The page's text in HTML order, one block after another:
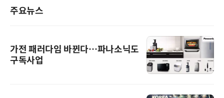
주요뉴스
가전 패러다임 바뀐다…파나소닉도
구독사업